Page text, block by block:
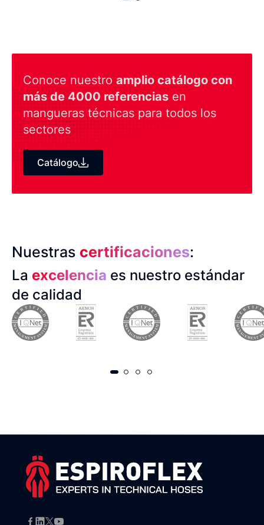
Conoce nuestro amplio catálogo con
más de 4000 referencias en
mangueras técnicas para todos los
sectores
Catálogo
Nuestras certificaciones:
La excelencia es nuestro estándar
de calidad